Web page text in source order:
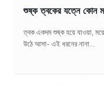
শুষ্ক ত্বকের যত্নে কোন
ত্বক একদম শুষ্ক হয়ে যাওয়া,
উঠে আসা- এই ধরনের নানা...